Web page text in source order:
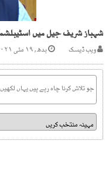
شہباز شریف جیل میں
ویب ڈیسک بدھ, ۱۹ مئی ۲۰۲۱